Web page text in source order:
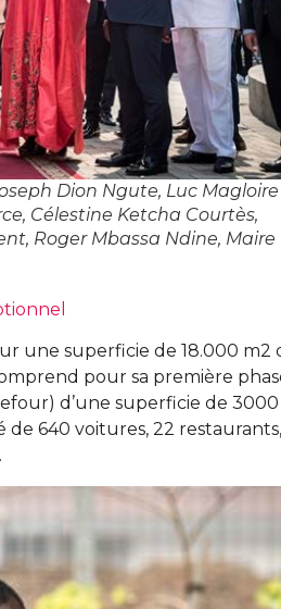
Dion Ngute, Luc Magloire
Célestine Ketcha Courtès,
Roger Mbassa Ndine, Maire
une superficie de 18.000
pour sa première
d’une superficie de
640 voitures, 22